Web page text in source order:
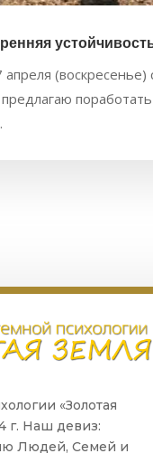
апреля
«Золотая
г. Наш девиз:
Людей, Семей и